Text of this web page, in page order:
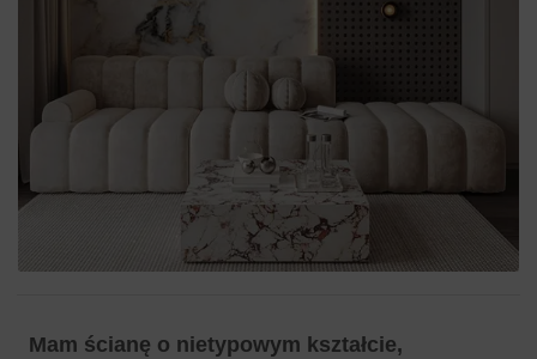
Mam ścianę o nietypowym kształcie,